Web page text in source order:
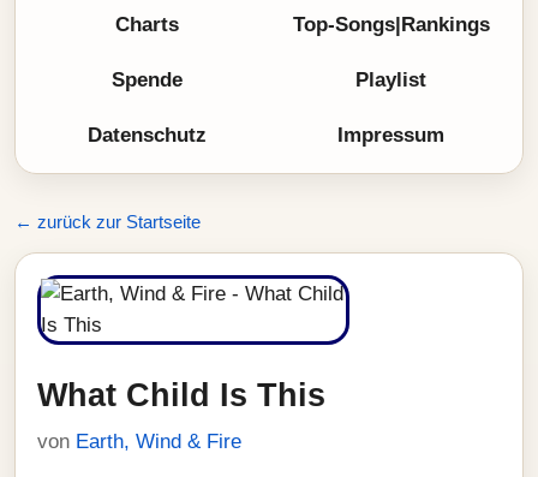
Charts Top-Songs|Rankings
Spende Playlist
Datenschutz Impressum
← zurück zur Startseite
What Child Is This
von Earth, Wind & Fire